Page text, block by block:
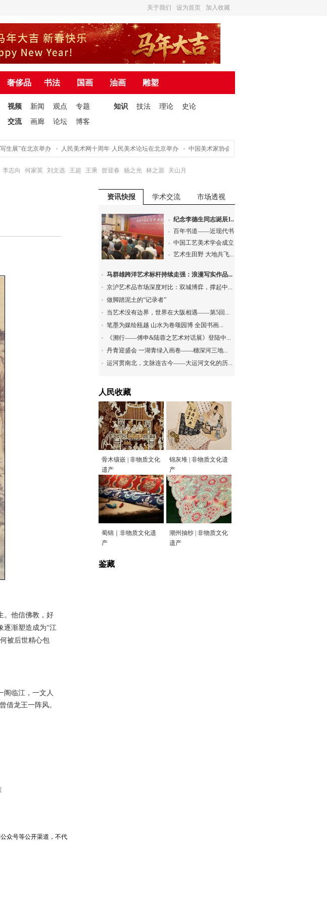
加入收藏
设为首页
关于我们
奢侈品 书法 国画 油画 雕塑
视频 新闻 观点
专题
交流
画廊 论坛 博客
知识 技法 理论 史论
展”在北京举办 人民美术网十周年·人民美术论坛在北京举办 中国美术家协会关于申请入会途径的声明
李志向 何家英 刘文选 王超 王乘 曾迎春 杨之光 林之源 关山月
。他信佛教，好
逐渐塑造成为“江
被后世精心包
临江，一文人
借龙王一阵风。
众号等公开渠道，不代
资讯快报 学术交流 市场透视
纪念李德生同志诞辰1...
百年书道——近现代书...
中国工艺美术学会成立...
艺术生田野 大地共飞...
马群雄跨洋艺术标杆持续走强：浪漫写实作品...
京沪艺术品市场深度对比：双城博弈，撑起中...
做脚踏泥土的“记录者”
当艺术没有边界，世界在大阪相遇——第5回...
笔墨为媒绘瓯越 山水为卷颂园博 全国书画...
《溯行——傅申&陆蓉之艺术对话展》登陆中...
丹青迎盛会 一湖青绿入画卷——穗深河三地...
运河贯南北，文脉连古今——大运河文化的历...
人民收藏
骨木镶嵌 | 非物质文化
遗产
锦灰堆 | 非物质文化遗
产
蜀锦｜非物质文化遗
产
潮州抽纱 | 非物质文化
遗产
鉴藏